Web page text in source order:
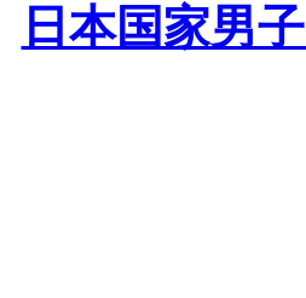
日本国家男